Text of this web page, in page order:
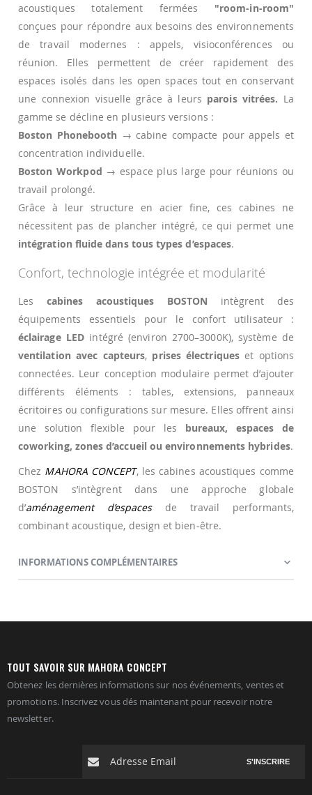
acoustiques totalement fermées "room-in-room"
conçues pour répondre aux besoins des environnements
de travail modernes : appels, visioconférences ou
réunion. Elles permettent de créer rapidement des
espaces isolés dans les open spaces tout en conservant
une connexion visuelle grâce à leurs parois vitrées. La
gamme se décline en plusieurs versions :
Boston Phonebooth → cabine compacte pour appels et
concentration individuelle.
Boston Workpod → espace plus large pour réunions ou
travail prolongé.
Grâce à leur structure en acier fine, ces cabines ne
nécessitent pas de plancher intégré, ce qui permet une
intégration fluide dans tous types d’espaces.
Confort, technologie intégrée et modularité
Les cabines acoustiques BOSTON intègrent des
équipements essentiels pour le confort utilisateur :
éclairage LED intégré (environ 2700–3000K), système de
ventilation avec capteurs, prises électriqueset options
connectées. Leur conception modulaire permet d’ajouter
différents éléments : tables, extensions, panneaux
écritoires ou configurations sur mesure. Elles offrent ainsi
une solution flexible pour les bureaux, espaces de
coworking, zones d’accueil ou environnements hybrides.
Chez MAHORA CONCEPT, les cabines acoustiques comme
BOSTON s’intègrent dans une approche globale
d’aménagement d’espacesde travail performants,
combinant acoustique, design et bien-être.
INFORMATIONS COMPLÉMENTAIRES
TOUT SAVOIR SUR MAHORA CONCEPT
Obtenez les dernières informations sur nos événements, ventes et
promotions. Inscrivez vous dés maintenant pour recevoir notre
newsletter.
S'INSCRIRE